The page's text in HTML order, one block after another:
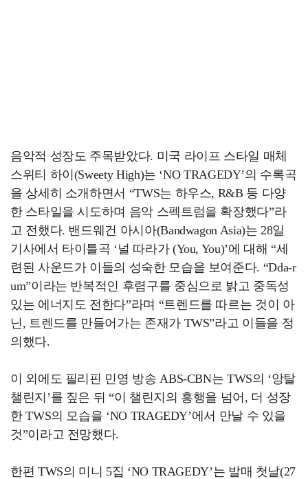
음악적 성장도 주목받았다. 미국 라이프 스타일 매체
스위티 하이(Sweety High)는 ‘NO TRAGEDY’의 수록곡
을 상세히 소개하면서 “TWS는 하우스, R&B 등 다양
한 스타일을 시도하며 음악 스펙트럼을 확장했다”라
고 전했다. 밴드웨건 아시아(Bandwagon Asia)는 28일
기사에서 타이틀곡 ‘널 따라가 (You, You)’에 대해 “세
련된 사운드가 이들의 성숙한 모습을 보여준다. “Dda-r
um”이라는 반복적인 후렴구를 중심으로 밝고 중독성
있는 에너지도 전한다”라며 “트렌드를 따르는 것이 아
닌, 트렌드를 만들어가는 존재가 TWS”라고 이들을 정
의했다.
이 외에도 필리핀 민영 방송 ABS-CBN는 TWS의 ‘앙탈
챌린지’를 짚은 뒤 “이 챌린지의 흥행을 넘어, 더 성장
한 TWS의 모습을 ‘NO TRAGEDY’에서 만날 수 있을
것”이라고 전망했다.
한편 TWS의 미니 5집 ‘NO TRAGEDY’는 발매 첫날(27